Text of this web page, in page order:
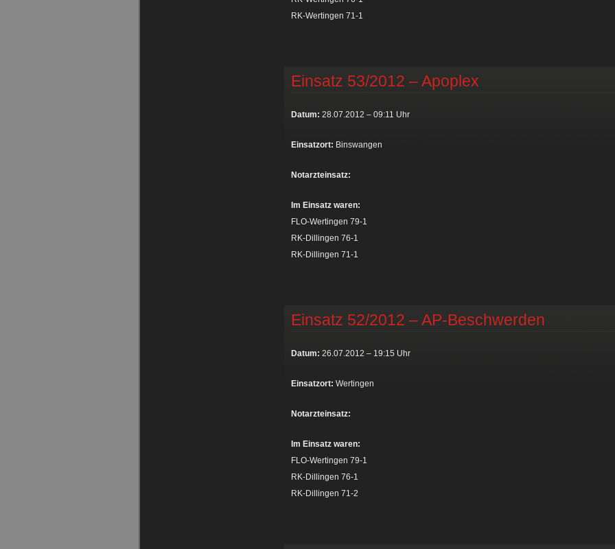
RK-Wertingen 71-1
Einsatz 53/2012 – Apoplex
Datum: 28.07.2012 – 09:11 Uhr
Einsatzort: Binswangen
Notarzteinsatz:
Im Einsatz waren:
FLO-Wertingen 79-1
RK-Dillingen 76-1
RK-Dillingen 71-1
Einsatz 52/2012 – AP-Beschwerden
Datum: 26.07.2012 – 19:15 Uhr
Einsatzort: Wertingen
Notarzteinsatz:
Im Einsatz waren:
FLO-Wertingen 79-1
RK-Dillingen 76-1
RK-Dillingen 71-2